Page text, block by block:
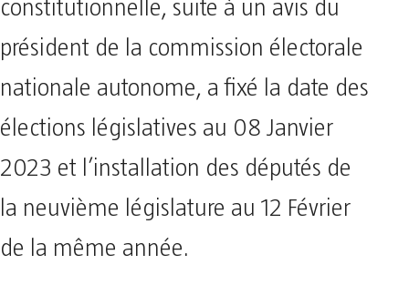
constitutionnelle, suite à un avis du
président de la commission électorale
nationale autonome, a fixé la date des
élections législatives au 08 Janvier
2023 et l’installation des députés de
la neuvième législature au 12 Février
de la même année.